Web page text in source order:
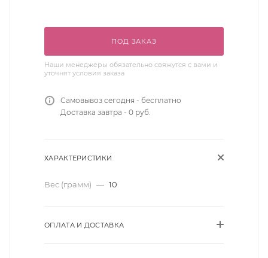
ПОД ЗАКАЗ
Наши менеджеры обязательно свяжутся с вами и
уточнят условия заказа
Самовывоз сегодня - бесплатно
Доставка завтра - 0 руб.
ХАРАКТЕРИСТИКИ
Вес (грамм) — 10
ОПЛАТА И ДОСТАВКА